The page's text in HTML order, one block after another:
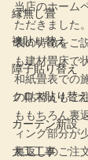
縁無し畳
襖貼り替え
障子貼り替え
クロス貼り替え
カーテン新設
大工工事
当店のホーム
ただきました
表の特徴をご
も建材畳床で
和紙畳表での
の貼替えもご
ももちろん裏
ィング部分が
裏返しのご注